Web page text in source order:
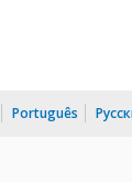
Português